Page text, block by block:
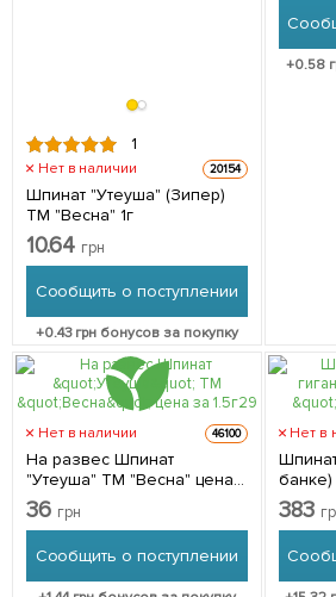
1
Нет в наличии 20154
Шпинат "Утеуша" (Зипер)
ТМ "Весна" 1г
10.64 грн
Сообщить о поступлении
+0.43грн бонусов за покупку
+0.58
Нет в наличии 46100
На развес Шпинат
"Утеуша" ТМ "Весна" цена
за 1.5г
36 грн
Сообщить о поступлении
Нет в
383